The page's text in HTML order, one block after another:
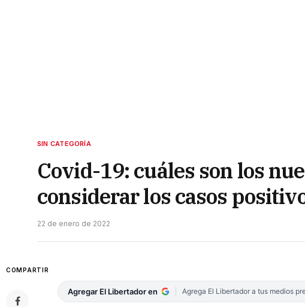
SIN CATEGORÍA
Covid-19: cuáles son los
considerar los casos
22 de enero de 2022
COMPARTIR
Agregar El Libertador en Agrega El Libertador a tus medios